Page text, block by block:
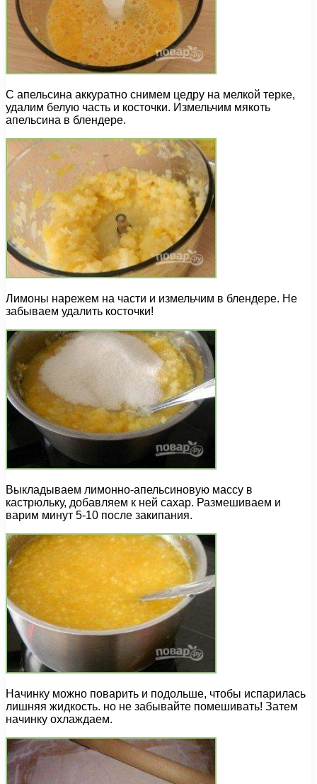
С апельсина аккуратно снимем цедру на мелкой терке,
удалим белую часть и косточки. Измельчим мякоть
апельсина в блендере.
Лимоны нарежем на части и измельчим в блендере. Не
забываем удалить косточки!
Выкладываем лимонно-апельсиновую массу в
кастрюльку, добавляем к ней сахар. Размешиваем и
варим минут 5-10 после закипания.
Начинку можно поварить и подольше, чтобы испарилась
лишняя жидкость. но не забывайте помешивать! Затем
начинку охлаждаем.